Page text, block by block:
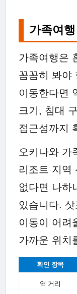
가족여
가족여행은
꼼꼼히 봐야
이동한다면
크기, 침대
접근성까지
오키나와 가
리조트 지역
없다면 나하
있습니다.
이동이 어려
가까운 위치
확인 항목
역 거리